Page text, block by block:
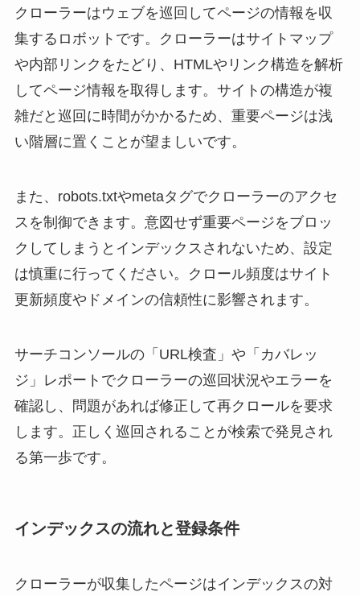
クローラーはウェブを巡回してページの情報を収
集するロボットです。クローラーはサイトマップ
や内部リンクをたどり、HTMLやリンク構造を解析
してページ情報を取得します。サイトの構造が複
雑だと巡回に時間がかかるため、重要ページは浅
い階層に置くことが望ましいです。
また、robots.txtやmetaタグでクローラーのアクセ
スを制御できます。意図せず重要ページをブロッ
クしてしまうとインデックスされないため、設定
は慎重に行ってください。クロール頻度はサイト
更新頻度やドメインの信頼性に影響されます。
サーチコンソールの「URL検査」や「カバレッ
ジ」レポートでクローラーの巡回状況やエラーを
確認し、問題があれば修正して再クロールを要求
します。正しく巡回されることが検索で発見され
る第一歩です。
インデックスの流れと登録条件
クローラーが収集したページはインデックスの対